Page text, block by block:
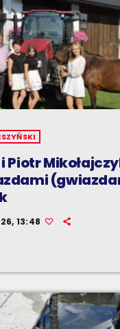
Piotr
13:48